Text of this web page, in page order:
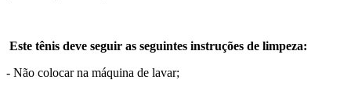
Este tênis deve seguir as seguintes instruções de limpeza:
- Não colocar na máquina de lavar;